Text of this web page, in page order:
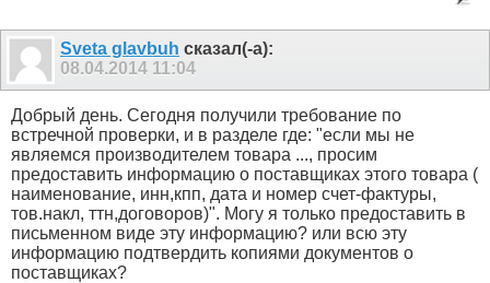
Sveta glavbuh сказал(-а):
08.04.2014 11:04
Добрый день. Сегодня получили требование по
встречной проверки, и в разделе где: "если мы не
являемся производителем товара ..., просим
предоставить информацию о поставщиках этого товара (
наименование, инн,кпп, дата и номер счет-фактуры,
тов.накл, ттн,договоров)". Могу я только предоставить в
письменном виде эту информацию? или всю эту
информацию подтвердить копиями документов о
поставщиках?